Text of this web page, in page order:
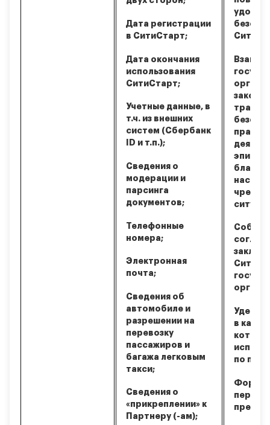
Дата регистрации
в СитиСтарт;
Дата окончания
использования
СитиСтарт;
Учетные данные, в
т.ч. из внешних
систем (Сбербанк
ID и т.п.);
Сведения о
модерации и
парсинга
документов;
Телефонные
номера;
Электронная
почта;
Сведения об
автомобиле и
разрешении на
перевозку
пассажиров и
багажа легковым
такси;
Сведения о
«прикреплении» к
Партнеру (-ам);
в
по